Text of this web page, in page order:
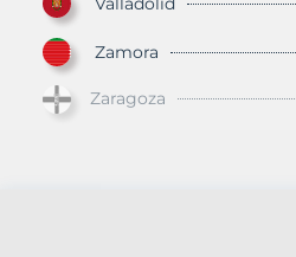
Zamora
Zaragoza